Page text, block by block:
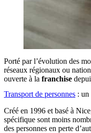
Porté par l’évolution des
réseaux régionaux ou
ouverte à la franchise
Transport de personnes : un
Créé en 1996 et basé à
spécifique sont moins
des personnes en perte